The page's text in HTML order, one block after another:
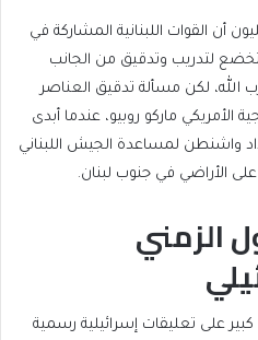
أن القوات اللبنانية المشاركة في
لتدريب وتدقيق من الجانب
الله، لكن مسألة تدقيق العناصر
الأمريكي ماركو روبيو، عندما أبدى
واشنطن لمساعدة الجيش اللبناني
على الأراضي في جنوب لبنان.
الزمني
على تعليقات إسرائيلية رسمية